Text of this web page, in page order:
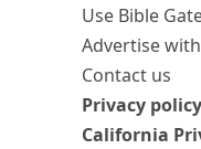
Use Bible
Advertise
Contact us
Privacy policy
California